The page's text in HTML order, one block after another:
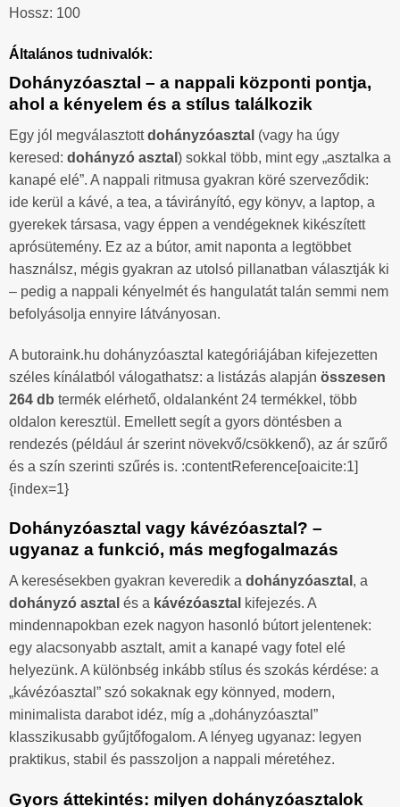
Hossz: 100
Általános tudnivalók:
Dohányzóasztal – a nappali központi pontja,
ahol a kényelem és a stílus találkozik
Egy jól megválasztottdohányzóasztal (vagy ha úgy
keresed: dohányzó asztal ) sokkal több, mint egy „asztalka a
kanapé elé”. A nappali ritmusa gyakran köré szerveződik:
ide kerül a kávé, a tea, a távirányító, egy könyv, a laptop, a
gyerekek társasa, vagy éppen a vendégeknek kikészített
aprósütemény. Ez az a bútor, amit naponta a legtöbbet
használsz, mégis gyakran az utolsó pillanatban választják ki
– pedig a nappali kényelmét és hangulatát talán semmi nem
befolyásolja ennyire látványosan.
A butoraink.hu dohányzóasztal kategóriájában kifejezetten
széles kínálatból válogathatsz: a listázás alapján összesen
264 db termék elérhető, oldalanként 24 termékkel, több
oldalon keresztül. Emellett segít a gyors döntésben a
rendezés (például ár szerint növekvő/csökkenő), az ár szűrő
és a szín szerinti szűrés is. :contentReference[oaicite:1]
{index=1}
Dohányzóasztal vagy kávézóasztal? –
ugyanaz a funkció, más megfogalmazás
A keresésekben gyakran keveredik a dohányzóasztal , a
dohányzó asztal és a kávézóasztal kifejezés. A
mindennapokban ezek nagyon hasonló bútort jelentenek:
egy alacsonyabb asztalt, amit a kanapé vagy fotel elé
helyezünk. A különbség inkább stílus és szokás kérdése: a
„kávézóasztal” szó sokaknak egy könnyed, modern,
minimalista darabot idéz, míg a „dohányzóasztal”
klasszikusabb gyűjtőfogalom. A lényeg ugyanaz: legyen
praktikus, stabil és passzoljon a nappali méretéhez.
Gyors áttekintés: milyen dohányzóasztalok